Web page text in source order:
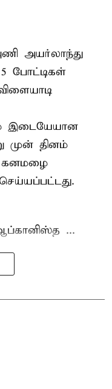
அயர்லாந்து
போட்டிகள்
இடையேயான
முன் தினம்
கனமழை
...